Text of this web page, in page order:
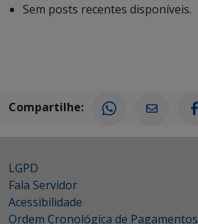
Sem posts recentes disponíveis.
Compartilhe:
LGPD
Fala Servidor
Acessibilidade
Ordem Cronológica de Pagamentos